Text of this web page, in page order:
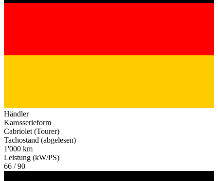
Händler
Karosserieform
Cabriolet (Tourer)
Tachostand (abgelesen)
1'000 km
Leistung (kW/PS)
66 / 90